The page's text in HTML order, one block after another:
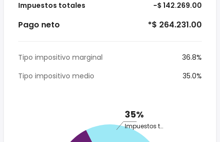
Impuestos totales -$ 142.269.00
Pago neto *$ 264.231.00
Tipo impositivo marginal
36.8%
Tipo impositivo medio
35.0%
35%
Impuestos totales